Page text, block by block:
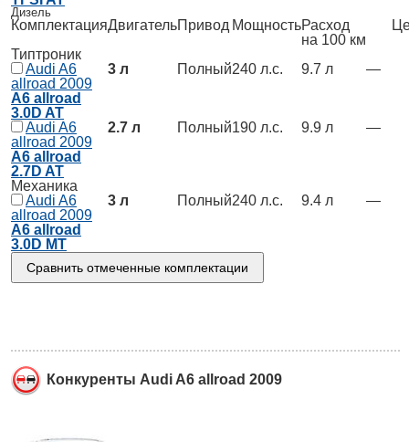
Дизель
КомплектацияДвигательПривод МощностьРасход
на 100 км
Типтроник
Audi A6
allroad 2009
A6 allroad
3.0D AT
3 л Полный240 л.с. 9.7 л —
Audi A6
allroad 2009
A6 allroad
2.7D AT
2.7 л Полный190 л.с. 9.9 л —
Механика
Audi A6
allroad 2009
A6 allroad
3.0D MT
3 л Полный240 л.с. 9.4 л —
Конкуренты Audi A6 allroad 2009